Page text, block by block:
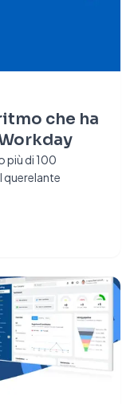
che ha
più di 100
querelante